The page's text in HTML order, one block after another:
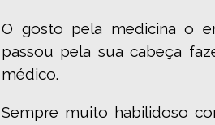
O gosto pela medicina o
passou pela sua cabeça
médico.
Sempre muito habilidoso